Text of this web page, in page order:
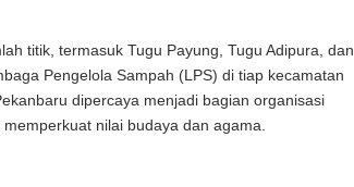
titik, termasuk Tugu Payung, Tugu Adipura, dan
Pengelola Sampah (LPS) di tiap kecamatan
dipercaya menjadi bagian organisasi
nilai budaya dan agama.